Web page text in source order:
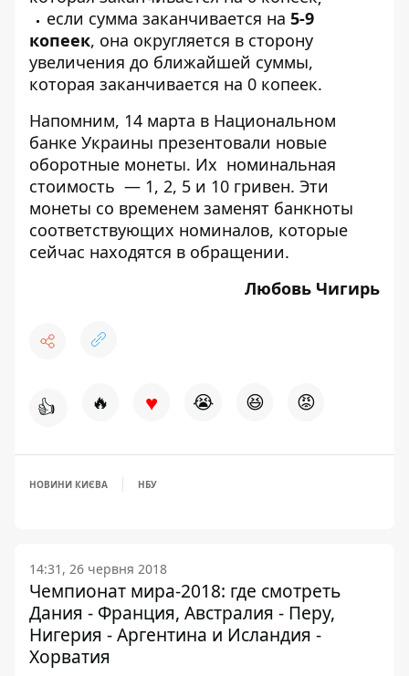
если сумма заканчивается на 5-9
копеек, она округляется в сторону
увеличения до ближайшей суммы,
которая заканчивается на 0 копеек.
Напомним, 14 марта в Национальном
банке Украины презентовали новые
оборотные монеты. Их номинальная
стоимость — 1, 2, 5 и 10 гривен. Эти
монеты со временем заменят банкноты
соответствующих номиналов, которые
сейчас находятся в обращении.
Любовь Чигирь
👍 🔥 ♥ 😭 😆 😡
НОВИНИ КИЄВА НБУ
14:31, 26 червня 2018
Чемпионат мира-2018: где смотреть
Дания - Франция, Австралия - Перу,
Нигерия - Аргентина и Исландия -
Хорватия